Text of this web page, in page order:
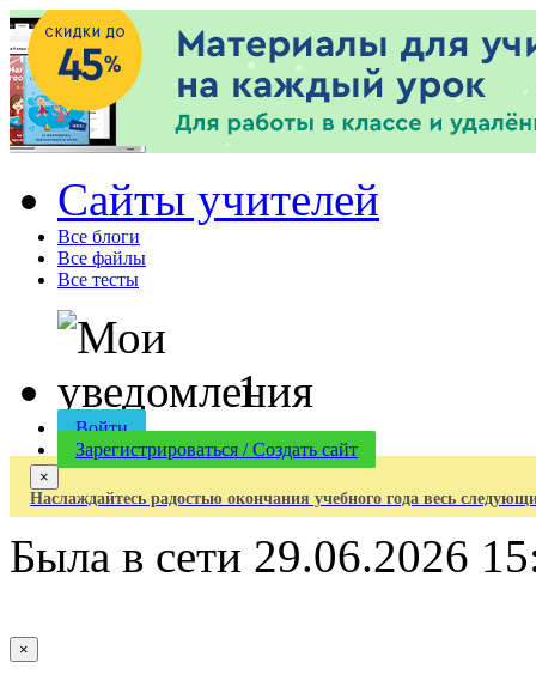
Cайты учителей
Все блоги
Все файлы
Все тесты
1
Войти
Зарегистрироваться / Создать сайт
×
Наслаждайтесь радостью окончания учебного года весь
Была в сети 29.06.2026
×